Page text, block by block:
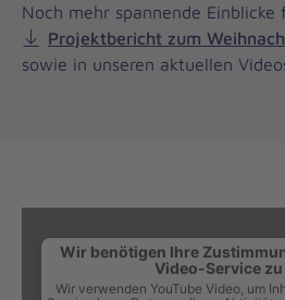
Noch mehr spannende Einblicke
Projektbericht zum
sowie in unseren aktuellen
Wir benötigen Ihre
Video-Service zu
Wir verwenden YouTube Video, um